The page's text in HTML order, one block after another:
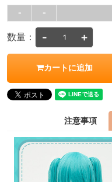
- -
数量： - +
カートに追加
注意事項